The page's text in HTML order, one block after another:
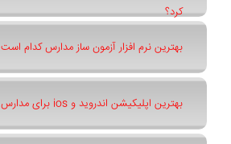
کرد؟
بهترین نرم افزار آزمون ساز مدارس کدام است
بهترین اپلیکیشن اندروید و ios برای مدارس کدامند؟